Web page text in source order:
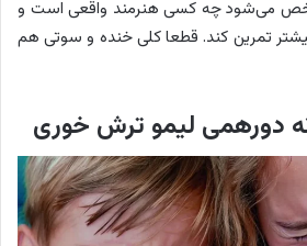
می‌شود چه کسی هنرمند واقعی است و
تمرین کند. قطعا کلی خنده و سوتی هم